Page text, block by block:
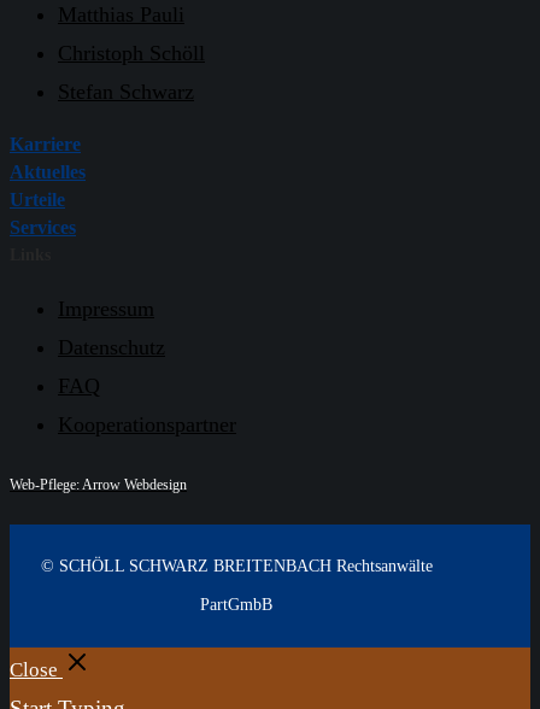
Matthias Pauli
Christoph Schöll
Stefan Schwarz
Karriere
Aktuelles
Urteile
Services
Impressum
Datenschutz
FAQ
Kooperationspartner
Web-Pflege: Arrow Webdesign
© SCHÖLL SCHWARZ BREITENBACH Rechtsanwälte
PartGmbB
Close